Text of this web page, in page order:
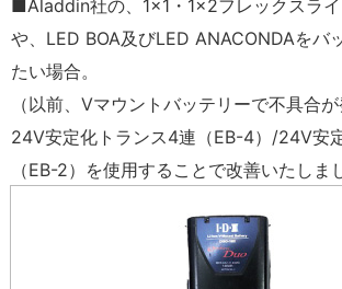
■Aladdin社の、1×1・1×2フレックスラ
や、LED BOA及びLED ANACONDAをバ
たい場合。
（以前、Vマウントバッテリーで不具合が
24V安定化トランス4連（EB-4）/24V安
（EB-2）を使用することで改善いたしま